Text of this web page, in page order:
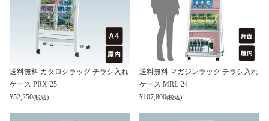
送料無料 カタログラッグ チラシ入れ
ケース PRX-25
¥52,250(税込)
送料無料 マガジンラック チラシ入れ
ケース MRL-24
¥107,800(税込)